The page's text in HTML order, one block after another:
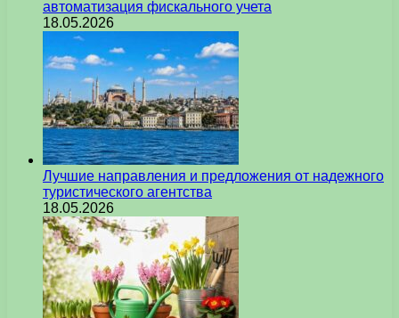
автоматизация фискального учета
18.05.2026
Лучшие направления и предложения от надежного
туристического агентства
18.05.2026